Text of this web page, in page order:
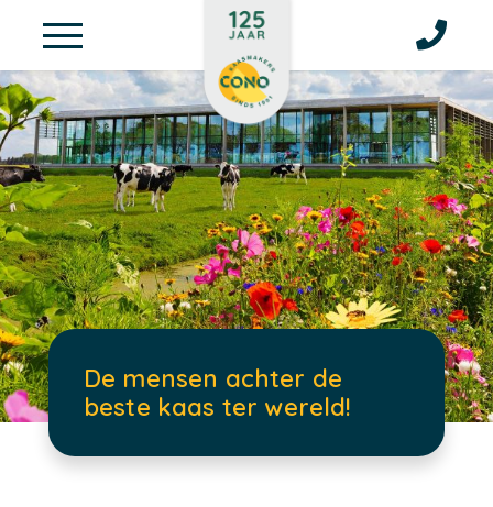
De mensen achter de
beste kaas ter wereld!